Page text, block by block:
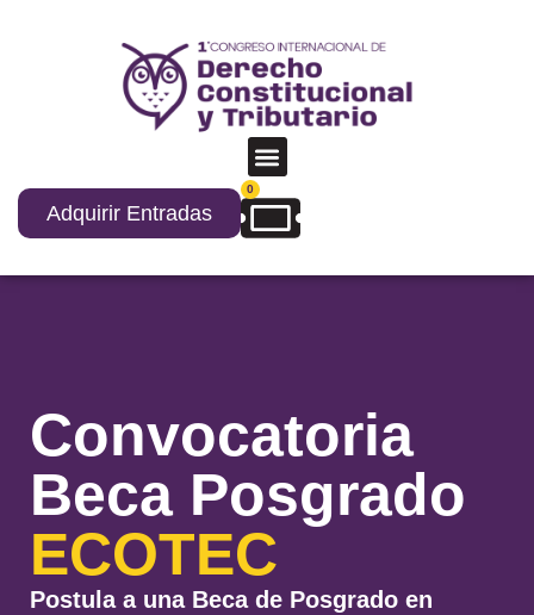
Adquirir Entradas
0
Convocatoria
Beca Posgrado
ECOTEC
Postula a una Beca de Posgrado en